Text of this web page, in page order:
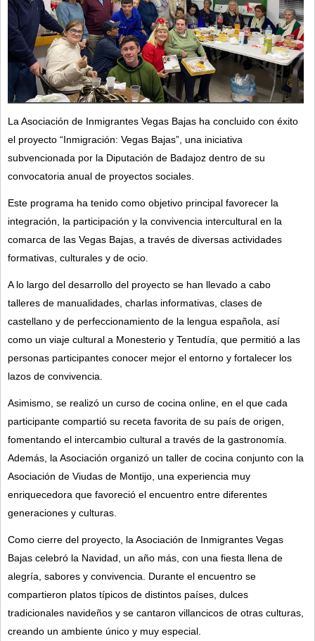
La Asociación de Inmigrantes Vegas Bajas ha concluido con éxito
el proyecto “Inmigración: Vegas Bajas”, una iniciativa
subvencionada por la Diputación de Badajoz dentro de su
convocatoria anual de proyectos sociales.
Este programa ha tenido como objetivo principal favorecer la
integración, la participación y la convivencia intercultural en la
comarca de las Vegas Bajas, a través de diversas actividades
formativas, culturales y de ocio.
A lo largo del desarrollo del proyecto se han llevado a cabo
talleres de manualidades, charlas informativas, clases de
castellano y de perfeccionamiento de la lengua española, así
como un viaje cultural a Monesterio y Tentudía, que permitió a las
personas participantes conocer mejor el entorno y fortalecer los
lazos de convivencia.
Asimismo, se realizó un curso de cocina online, en el que cada
participante compartió su receta favorita de su país de origen,
fomentando el intercambio cultural a través de la gastronomía.
Además, la Asociación organizó un taller de cocina conjunto con la
Asociación de Viudas de Montijo, una experiencia muy
enriquecedora que favoreció el encuentro entre diferentes
generaciones y culturas.
Como cierre del proyecto, la Asociación de Inmigrantes Vegas
Bajas celebró la Navidad, un año más, con una fiesta llena de
alegría, sabores y convivencia. Durante el encuentro se
compartieron platos típicos de distintos países, dulces
tradicionales navideños y se cantaron villancicos de otras culturas,
creando un ambiente único y muy especial.